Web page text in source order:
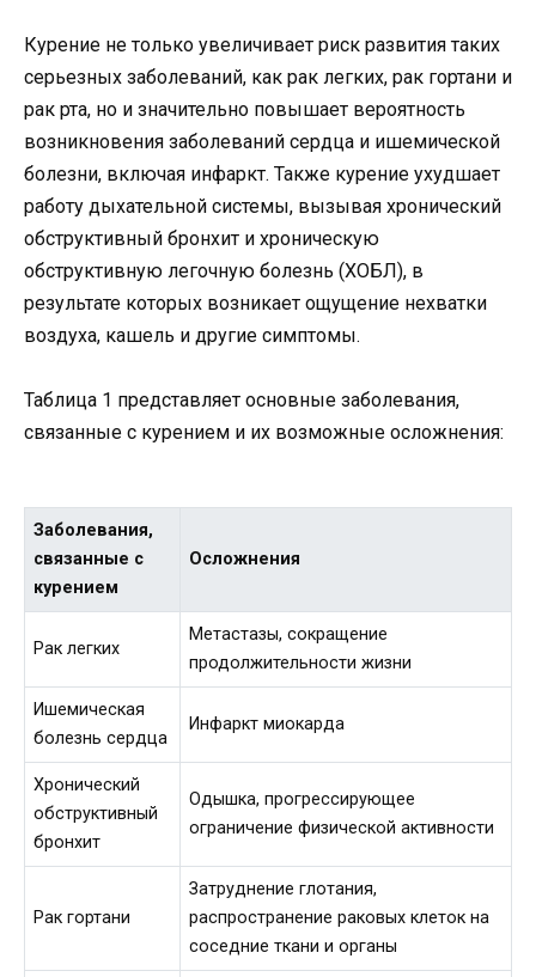
Курение не только увеличивает риск развития таких
серьезных заболеваний, как рак легких, рак гортани и
рак рта, но и значительно повышает вероятность
возникновения заболеваний сердца и ишемической
болезни, включая инфаркт. Также курение ухудшает
работу дыхательной системы, вызывая хронический
обструктивный бронхит и хроническую
обструктивную легочную болезнь (ХОБЛ), в
результате которых возникает ощущение нехватки
воздуха, кашель и другие симптомы.
Таблица 1 представляет основные заболевания,
связанные с курением и их возможные осложнения:
Заболевания,
связанные с
курением
Осложнения
Рак легких
Метастазы, сокращение
продолжительности жизни
Ишемическая
болезнь сердца
Инфаркт миокарда
Хронический
обструктивный
бронхит
Одышка, прогрессирующее
ограничение физической активности
Рак гортани
Затруднение глотания,
распространение раковых клеток на
соседние ткани и органы